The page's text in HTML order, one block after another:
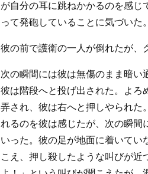
が自分の耳に跳ねかかるのを感
って発砲していることに気づいた。
彼の前で護衛の一人が倒れたが、
次の瞬間には彼は無傷のまま暗
彼は階段へと投げ出された。よろ
弄され、彼は右へと押しやられた
れるのを彼は感じたが、次の瞬間
いった。彼の足が地面に着いてい
こえ、押し殺したような叫びが